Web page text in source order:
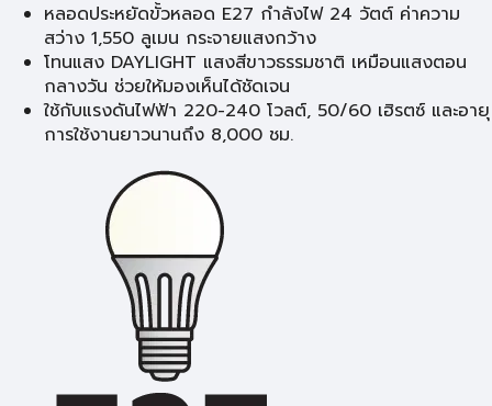
หลอดประหยัดขั้วหลอด E27 กำลังไฟ 24 วัตต์ ค่าความ
สว่าง 1,550 ลูเมน กระจายแสงกว้าง
โทนแสง DAYLIGHT แสงสีขาวธรรมชาติ เหมือนแสงตอน
กลางวัน ช่วยให้มองเห็นได้ชัดเจน
ใช้กับแรงดันไฟฟ้า 220-240 โวลต์, 50/60 เฮิรตซ์ และอายุ
การใช้งานยาวนานถึง 8,000 ชม.